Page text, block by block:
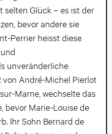
selten Glück – es ist der
bevor andere sie
Perrier heisst diese
unveränderliche
von André-Michel Pierlot
Marne, wechselte das
bevor Marie-Louise de
Ihr Sohn Bernard de